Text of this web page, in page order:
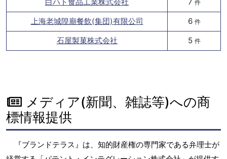
件
上海老城隍廟餐飲(集団)有限公司 6 件
石屋製菓株式会社 5 件
メディア(新聞、雑誌等)への商
標情報提供
『ブランドテラス』は、知的財産権の専門家である弁理士が